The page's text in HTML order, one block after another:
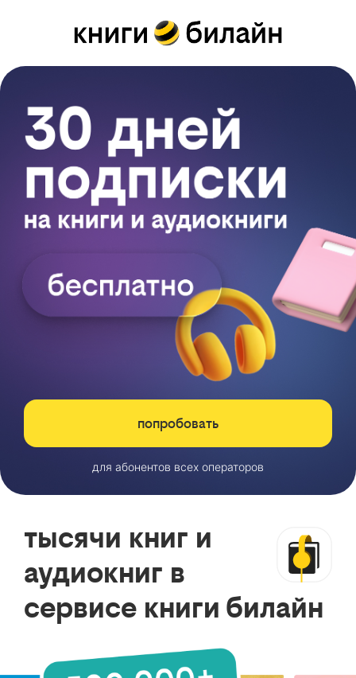
попробовать
для абонентов всех операторов
тысячи книг и
аудиокниг в
сервисе книги билайн